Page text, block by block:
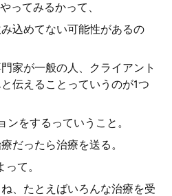
ってみるかって、
込めてない可能性があるの
家が一般の人、クライアント
伝えることっていうのが1つ
をするっていうこと。
だったら治療を送る。
て。
、たとえばいろんな治療を受